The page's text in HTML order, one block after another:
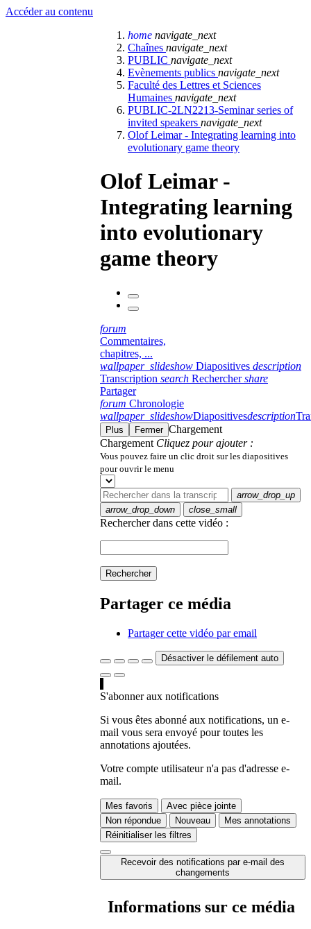
Accéder au contenu
home navigate_next
Chaînes navigate_next
PUBLIC navigate_next
Evènements publics navigate_next
Faculté des Lettres et Sciences
Humaines navigate_next
PUBLIC-2LN2213-Seminar series of
invited speakers navigate_next
Olof Leimar - Integrating learning into
evolutionary game theory
Olof Leimar -
Integrating learning
into evolutionary
game theory
forum
Commentaires,
chapitres, ...
wallpaper_slideshow Diapositives description
Transcription search Rechercher share
Partager
forum Chronologie
wallpaper_slideshowDiapositivesdescription
Plus Fermer Chargement
Chargement Cliquez pour ajouter :
Vous pouvez faire un clic droit sur les diapositives
pour ouvrir le menu
arrow_drop_up
arrow_drop_down
close_small
Rechercher dans cette vidéo :
Rechercher
Partager ce média
Partager cette vidéo par email
Désactiver le défilement auto
S'abonner aux notifications
Si vous êtes abonné aux notifications, un e-
mail vous sera envoyé pour toutes les
annotations ajoutées.
Votre compte utilisateur n'a pas d'adresse e-
mail.
Mes favoris
Avec pièce jointe
Non répondue
Nouveau
Mes annotations
Réinitialiser les filtres
Recevoir des notifications par e-mail des
changements
Informations sur ce média